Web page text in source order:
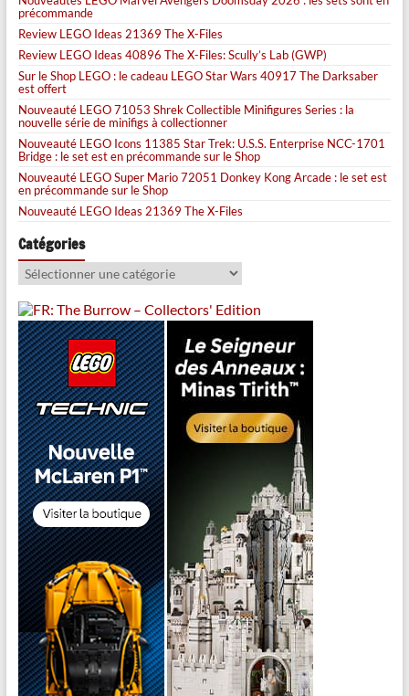
précommande
Review LEGO Ideas 21369 The X-Files
Review LEGO Ideas 40896 The X-Files: Scully’s Lab (GWP)
Sur le Shop LEGO : le cadeau LEGO Star Wars 40917 The Darksaber
est offert
Nouveauté LEGO 71053 Shrek Collectible Minifigures Series : la
nouvelle série de minifigs à collectionner
Nouveauté LEGO Icons 11385 Star Trek: U.S.S. Enterprise NCC-1701
Bridge : le set est en précommande sur le Shop
Nouveauté LEGO Super Mario 72051 Donkey Kong Arcade : le set est
en précommande sur le Shop
Nouveauté LEGO Ideas 21369 The X-Files
Catégories
Catégories